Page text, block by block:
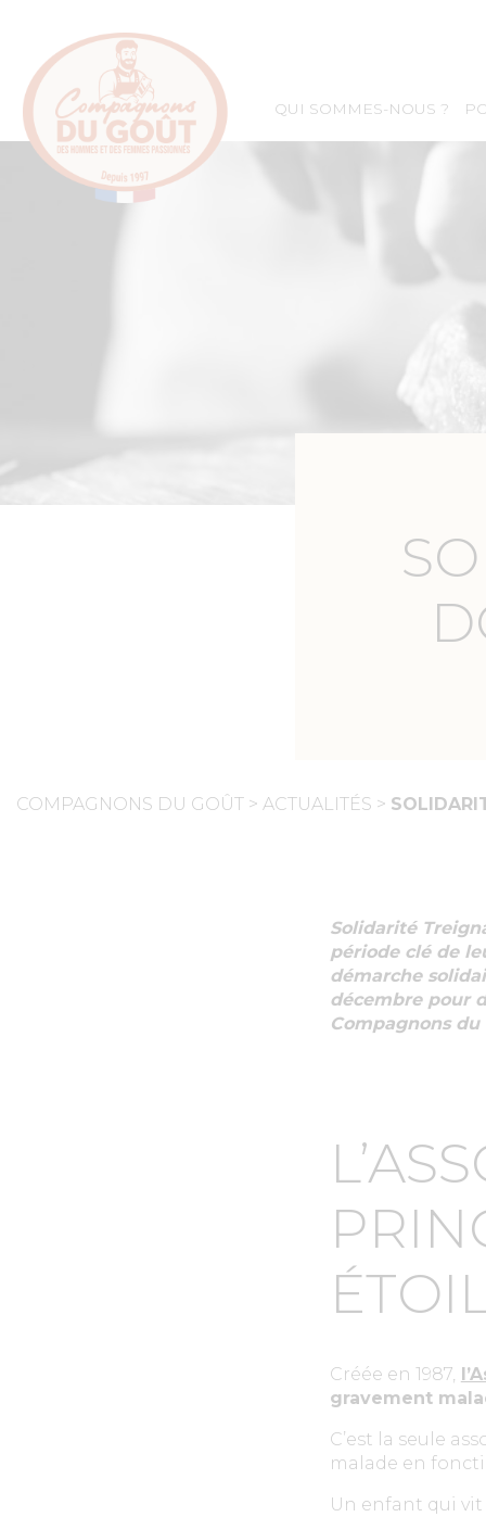
QUI SOMMES-NOUS ?
COMPAGNONS DU GOÛT > ACTUALITÉS >
Solidarité
période clé de
démarche
décembre pour
Compagnons
Créée en 1987,
gravement
C’est la seule
malade en
Un enfant qui vit